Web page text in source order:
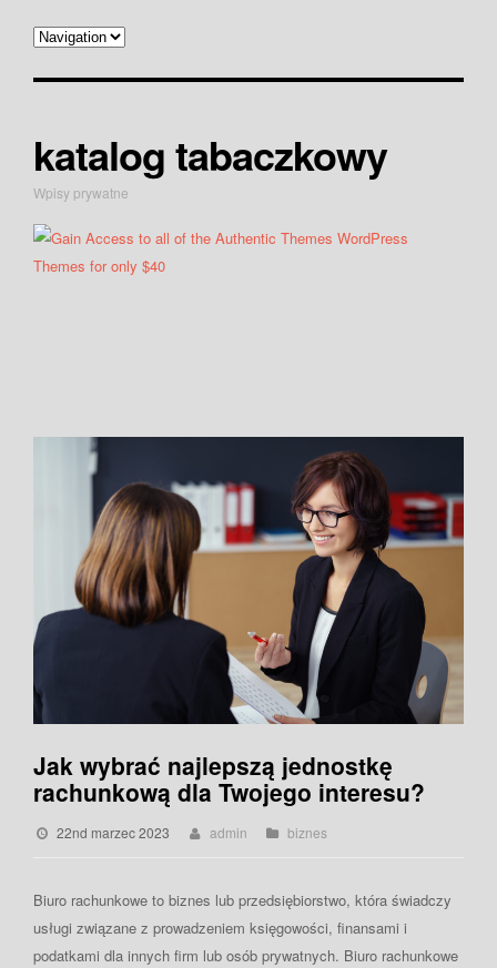
katalog tabaczkowy
Wpisy prywatne
Jak wybrać najlepszą jednostkę
rachunkową dla Twojego interesu?
22nd marzec 2023 admin biznes
Biuro rachunkowe to biznes lub przedsiębiorstwo, która świadczy
usługi związane z prowadzeniem księgowości, finansami i
podatkami dla innych firm lub osób prywatnych. Biuro rachunkowe